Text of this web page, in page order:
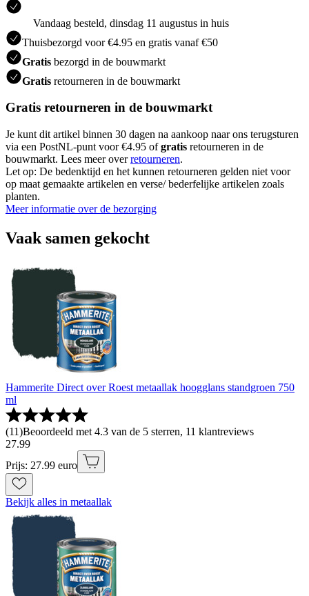
Vandaag besteld, dinsdag 11 augustus in huis
Thuisbezorgd voor €4.95 en gratis vanaf €50
Gratis bezorgd in de bouwmarkt
Gratis retourneren in de bouwmarkt
Gratis retourneren in de bouwmarkt
Je kunt dit artikel binnen 30 dagen na aankoop naar ons terugsturen
via een PostNL-punt voor €4.95 ofgratis retourneren in de
bouwmarkt. Lees meer overretourneren.
Let op: De bedenktijd en het kunnen retourneren gelden niet voor
op maat gemaakte artikelen en verse/ bederfelijke artikelen zoals
planten.
Meer informatie over de bezorging
Vaak samen gekocht
Hammerite Direct over Roest metaallak hoogglans standgroen 750
ml
(11)Beoordeeld met 4.3 van de 5 sterren, 11 klantreviews
27.99
Prijs: 27.99 euro
Bekijk alles in metaallak